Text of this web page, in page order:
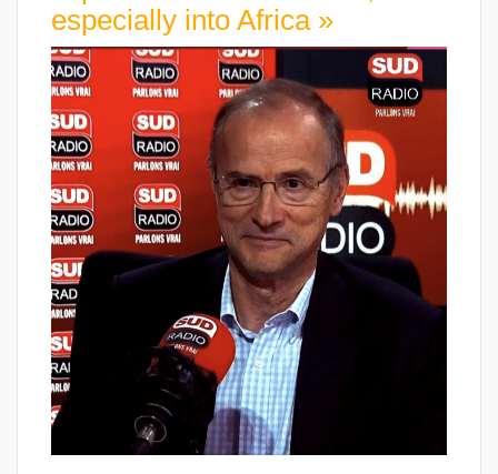
especially into Africa »